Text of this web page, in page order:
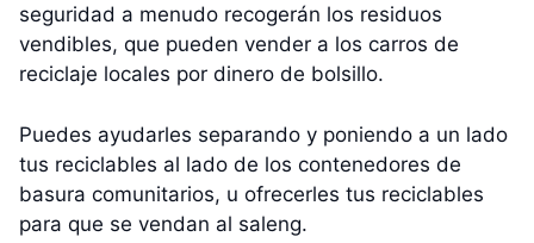
seguridad a menudo recogerán los residuos
vendibles, que pueden vender a los carros de
reciclaje locales por dinero de bolsillo.
Puedes ayudarles separando y poniendo a un lado
tus reciclables al lado de los contenedores de
basura comunitarios, u ofrecerles tus reciclables
para que se vendan al saleng.